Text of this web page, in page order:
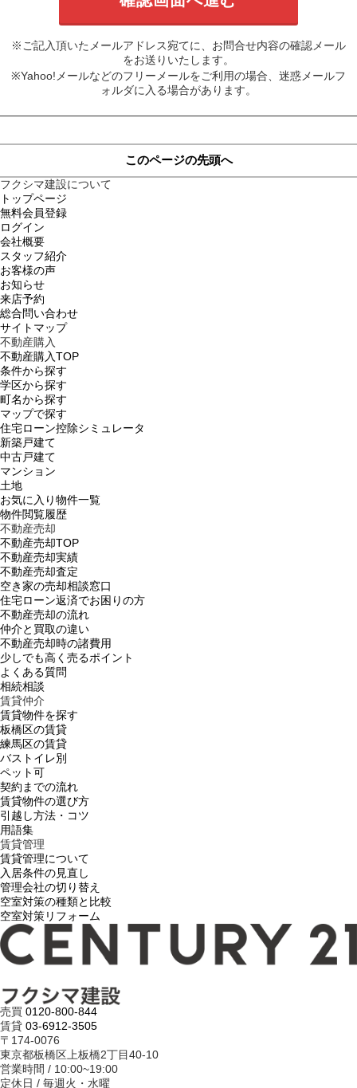
※ご記入頂いたメールアドレス宛てに、お問合せ内容の確認メール
をお送りいたします。
※Yahoo!メールなどのフリーメールをご利用の場合、迷惑メールフ
ォルダに入る場合があります。
このページの先頭へ
フクシマ建設について
トップページ
無料会員登録
ログイン
会社概要
スタッフ紹介
お客様の声
お知らせ
来店予約
総合問い合わせ
サイトマップ
不動産購入
不動産購入TOP
条件から探す
学区から探す
町名から探す
マップで探す
住宅ローン控除シミュレータ
新築戸建て
中古戸建て
マンション
土地
お気に入り物件一覧
物件閲覧履歴
不動産売却
不動産売却TOP
不動産売却実績
不動産売却査定
空き家の売却相談窓口
住宅ローン返済でお困りの方
不動産売却の流れ
仲介と買取の違い
不動産売却時の諸費用
少しでも高く売るポイント
よくある質問
相続相談
賃貸仲介
賃貸物件を探す
板橋区の賃貸
練馬区の賃貸
バストイレ別
ペット可
契約までの流れ
賃貸物件の選び方
引越し方法・コツ
用語集
賃貸管理
賃貸管理について
入居条件の見直し
管理会社の切り替え
空室対策の種類と比較
空室対策リフォーム
売買 0120-800-844
賃貸 03-6912-3505
〒174-0076
東京都板橋区上板橋2丁目40-10
営業時間 / 10:00~19:00
定休日 / 毎週火・水曜